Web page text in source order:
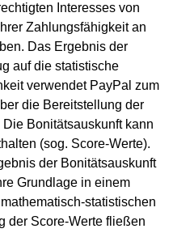
Interesses von
Zahlungsfähigkeit an
Das Ergebnis der
auf die statistische
verwendet PayPal zum
die Bereitstellung der
Bonitätsauskunft kann
(sog. Score-Werte).
der Bonitätsauskunft
Grundlage in einem
statistischen
der Score-Werte fließen